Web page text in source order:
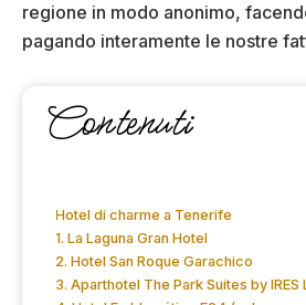
regione in modo anonimo,
pagando interamente le nostre
Contenuti
Hotel di charme a Tenerife
1. La Laguna Gran Hotel
2. Hotel San Roque Garachico
3. Aparthotel The Park Suites by